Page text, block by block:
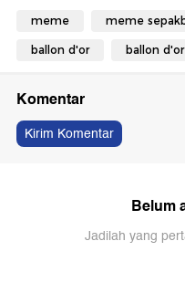
meme meme
ballon d'or ballon d'or
Komentar
Kirim Komentar
Belum
Jadilah yang